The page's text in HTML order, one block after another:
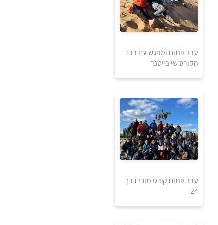
0
₪
למידע ולרכישה
0
₪
למידע ולרכישה
ערב פתוח ומפגש עם רכז
הקורס שי בייטנר
ערב פתוח קורס מורי דרך
24